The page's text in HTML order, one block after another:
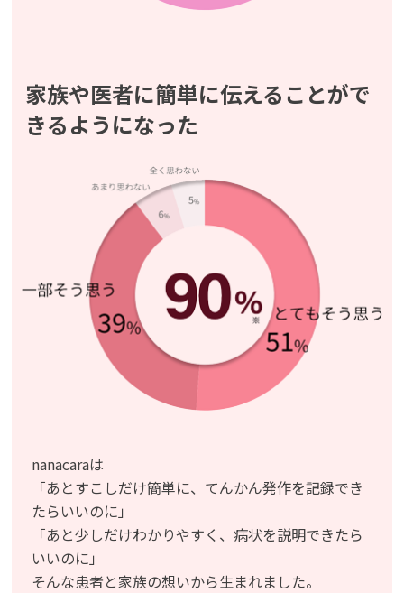
家族や医者に簡単に伝えることがで
きるようになった
nanacaraは
「あとすこしだけ簡単に、てんかん発作を記録でき
たらいいのに」
「あと少しだけわかりやすく、病状を説明できたら
いいのに」
そんな患者と家族の想いから生まれました。